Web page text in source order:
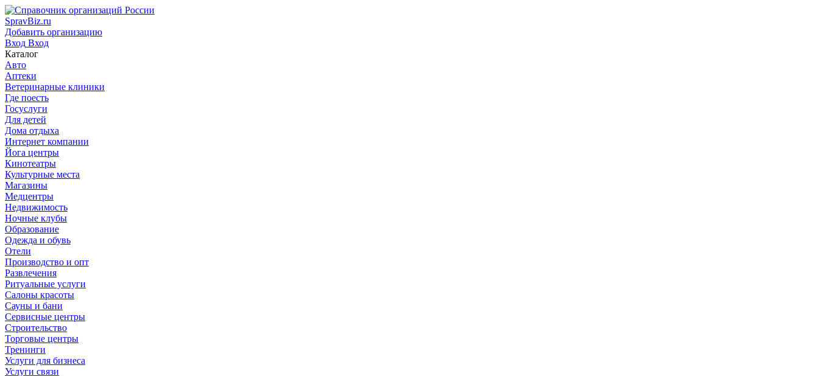
SpravBiz.ru
Добавить организацию
Вход Вход
Каталог
Авто
Аптеки
Ветеринарные клиники
Где поесть
Госуслуги
Для детей
Дома отдыха
Интернет компании
Йога центры
Кинотеатры
Культурные места
Магазины
Медцентры
Недвижимость
Ночные клубы
Образование
Одежда и обувь
Отели
Производство и опт
Развлечения
Ритуальные услуги
Салоны красоты
Сауны и бани
Сервисные центры
Строительство
Торговые центры
Тренинги
Услуги для бизнеса
Услуги связи